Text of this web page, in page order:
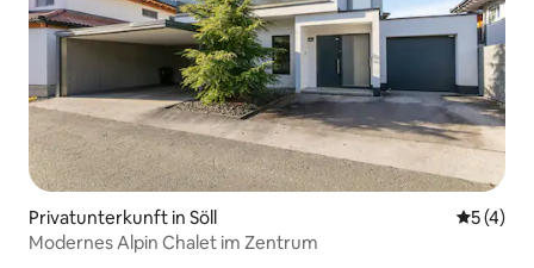
Privatunterkunft in Söll
5 (4)
Modernes Alpin Chalet im Zentrum